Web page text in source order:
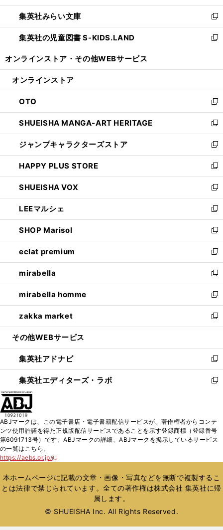
開
く
ウ
で
開
く
ン
ド
ウ
で
ウ
ィ
ン
ド
開
集英社みらい文庫
新
し
い
ン
ウ
で
開
く
集英社の児童図書 S-KIDS.LAND
新
ウ
ン
ド
ウ
で
開
く
オンラインストア・ その他WEBサービス
オンラインストア
OTO
新
し
い
ウ
ィ
ン
ド
ウ
で
開
く
SHUEISHA MANGA-ART HERITAGE
新
し
い
ウ
ィ
ン
ド
ウ
で
開
く
ジャンプキャラクターズストア
新
し
い
ウ
ィ
ン
ド
ウ
で
開
く
HAPPY PLUS STORE
新
し
い
ウ
ィ
ン
ド
ウ
で
開
く
SHUEISHA VOX
新
し
い
ウ
ィ
ン
ド
ウ
で
開
く
LEEマルシェ
新
し
い
ウ
ィ
ン
ド
ウ
で
開
く
SHOP Marisol
新
し
い
ウ
ィ
ン
ド
ウ
で
開
eclat premium
新
し
い
ウ
ィ
ン
ド
ウ
開
く
mirabella
新
し
い
ウ
ィ
ン
ウ
で
開
く
mirabella homme
新
し
い
ウ
ン
ド
ウ
で
zakka market
新
し
ウ
ィ
ン
ド
く
その他WEBサービス
集英社アドナビ
新
し
い
ド
ウ
で
集英社エディターズ・ラボ
新
ィ
ン
ド
開
く
ABJマークは、この電子書店・電子書籍配信サービスが、著作権者からコンテ
ンツ使用許諾を得た正規版配信サービスであることを示す登録商標（登録番号
第6091713号）です。ABJマークの詳細、ABJマークを掲示しているサービス
の一覧はこちら。
https://aebs.or.jp/
新
い
ウ
ィ
ウ
本ホームページに記載の文章・画像・写真などを無断で複製するこ
とは法律で禁じられています。全ての著作権は株式会社 集英社に帰
属します。
© SHUEISHA Inc. All Rights Reserved.